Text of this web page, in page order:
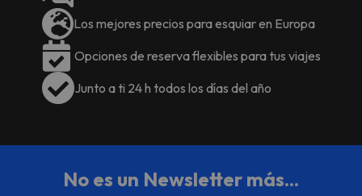
Los mejores precios para esquiar en Europa
Opciones de reserva flexibles para tus viajes
Junto a ti 24 h todos los días del año
No es un Newsletter más...